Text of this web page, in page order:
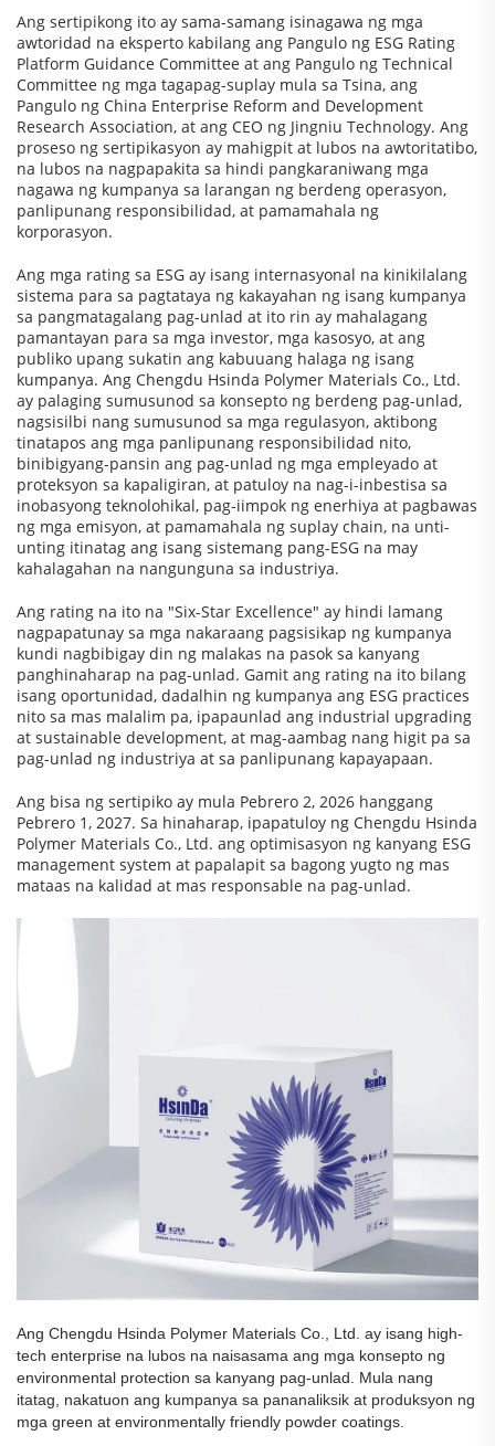
Ang sertipikong ito ay sama-samang isinagawa ng mga
awtoridad na eksperto kabilang ang Pangulo ng ESG Rating
Platform Guidance Committee at ang Pangulo ng Technical
Committee ng mga tagapag-suplay mula sa Tsina, ang
Pangulo ng China Enterprise Reform and Development
Research Association, at ang CEO ng Jingniu Technology. Ang
proseso ng sertipikasyon ay mahigpit at lubos na awtoritatibo,
na lubos na nagpapakita sa hindi pangkaraniwang mga
nagawa ng kumpanya sa larangan ng berdeng operasyon,
panlipunang responsibilidad, at pamamahala ng
korporasyon.
Ang mga rating sa ESG ay isang internasyonal na kinikilalang
sistema para sa pagtataya ng kakayahan ng isang kumpanya
sa pangmatagalang pag-unlad at ito rin ay mahalagang
pamantayan para sa mga investor, mga kasosyo, at ang
publiko upang sukatin ang kabuuang halaga ng isang
kumpanya. Ang Chengdu Hsinda Polymer Materials Co., Ltd.
ay palaging sumusunod sa konsepto ng berdeng pag-unlad,
nagsisilbi nang sumusunod sa mga regulasyon, aktibong
tinatapos ang mga panlipunang responsibilidad nito,
binibigyang-pansin ang pag-unlad ng mga empleyado at
proteksyon sa kapaligiran, at patuloy na nag-i-inbestisa sa
inobasyong teknolohikal, pag-iimpok ng enerhiya at pagbawas
ng mga emisyon, at pamamahala ng suplay chain, na unti-
unting itinatag ang isang sistemang pang-ESG na may
kahalagahan na nangunguna sa industriya.
Ang rating na ito na "Six-Star Excellence" ay hindi lamang
nagpapatunay sa mga nakaraang pagsisikap ng kumpanya
kundi nagbibigay din ng malakas na pasok sa kanyang
panghinaharap na pag-unlad. Gamit ang rating na ito bilang
isang oportunidad, dadalhin ng kumpanya ang ESG practices
nito sa mas malalim pa, ipapaunlad ang industrial upgrading
at sustainable development, at mag-aambag nang higit pa sa
pag-unlad ng industriya at sa panlipunang kapayapaan.
Ang bisa ng sertipiko ay mula Pebrero 2, 2026 hanggang
Pebrero 1, 2027. Sa hinaharap, ipapatuloy ng Chengdu Hsinda
Polymer Materials Co., Ltd. ang optimisasyon ng kanyang ESG
management system at papalapit sa bagong yugto ng mas
mataas na kalidad at mas responsable na pag-unlad.
Ang Chengdu Hsinda Polymer Materials Co., Ltd. ay isang high-
tech enterprise na lubos na naisasama ang mga konsepto ng
environmental protection sa kanyang pag-unlad. Mula nang
itatag, nakatuon ang kumpanya sa pananaliksik at produksyon ng
mga green at environmentally friendly powder coatings.